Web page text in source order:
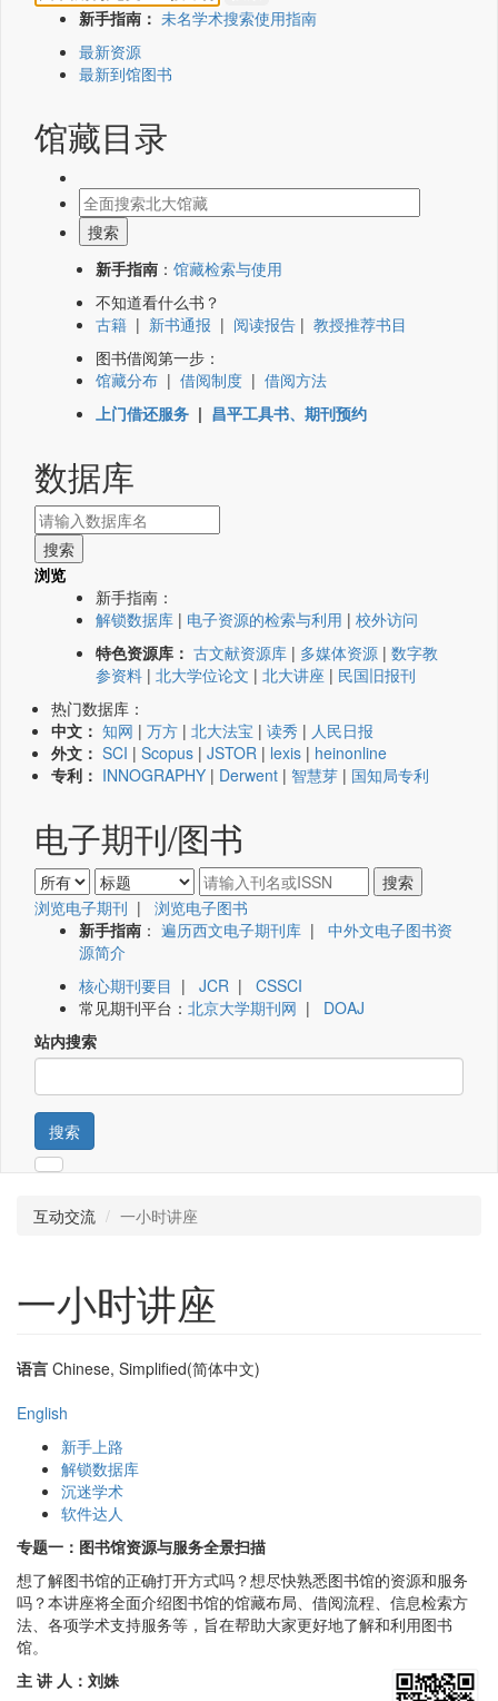
新手指南： 未名学术搜索使用指南
最新资源
最新到馆图书
馆藏目录
新手指南 ： 馆藏检索与使用
不知道看什么书？
古籍 | 新书通报 | 阅读报告 | 教授推荐书目
图书借阅第一步：
馆藏分布 | 借阅制度 | 借阅方法
上门借还服务 | 昌平工具书、期刊预约
数据库
浏览
新手指南：
解锁数据库 | 电子资源的检索与利用 | 校外访问
特色资源库： 古文献资源库 | 多媒体资源 | 数字教
参资料 | 北大学位论文 | 北大讲座 | 民国旧报刊
热门数据库：
中文： 知网 | 万方 | 北大法宝 | 读秀 | 人民日报
外文： SCI | Scopus | JSTOR | lexis | heinonline
专利： INNOGRAPHY | Derwent | 智慧芽 | 国知局专利
电子期刊/图书
浏览电子期刊 | 浏览电子图书
新手指南 ： 遍历西文电子期刊库 | 中外文电子图书资
源简介
核心期刊要目 | JCR | CSSCI
常见期刊平台： 北京大学期刊网 | DOAJ
站内搜索
搜索
互动交流 一小时讲座
一小时讲座
语言 Chinese, Simplified(简体中文)
English
新手上路
解锁数据库
沉迷学术
软件达人
专题一：图书馆资源与服务全景扫描
想了解图书馆的正确打开方式吗？想尽快熟悉图书馆的资源和服务
吗？本讲座将全面介绍图书馆的馆藏布局、借阅流程、信息检索方
法、各项学术支持服务等，旨在帮助大家更好地了解和利用图书
馆。
主 讲 人：刘姝